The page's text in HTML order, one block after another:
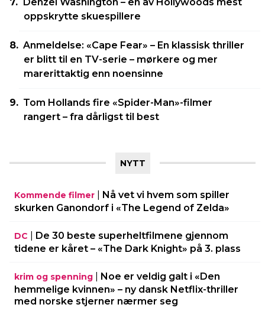
oppskrytte skuespillere
Anmeldelse: «Cape Fear» – En klassisk thriller
er blitt til en TV-serie – mørkere og mer
marerittaktig enn noensinne
Tom Hollands fire «Spider-Man»-filmer
rangert – fra dårligst til best
NYTT
Kommende filmer
Nå vet vi hvem som spiller
skurken Ganondorf i «The Legend of Zelda»
DC
De 30 beste superheltfilmene gjennom
tidene er kåret – «The Dark Knight» på 3. plass
krim og spenning
Noe er veldig galt i «Den
hemmelige kvinnen» – ny dansk Netflix-thriller
med norske stjerner nærmer seg